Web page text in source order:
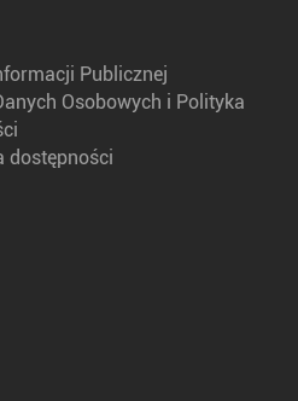
Publicznej
Osobowych i Polityka
dostępności